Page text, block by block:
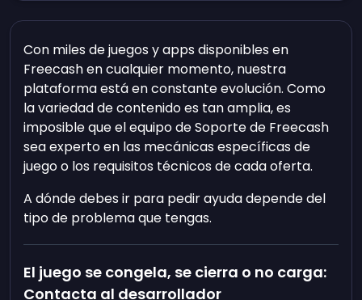
Con miles de juegos y apps disponibles en
Freecash en cualquier momento, nuestra
plataforma está en constante evolución. Como
la variedad de contenido es tan amplia, es
imposible que el equipo de Soporte de Freecash
sea experto en las mecánicas específicas de
juego o los requisitos técnicos de cada oferta.
A dónde debes ir para pedir ayuda depende del
tipo de problema que tengas.
El juego se congela, se cierra o no carga:
Contacta al desarrollador